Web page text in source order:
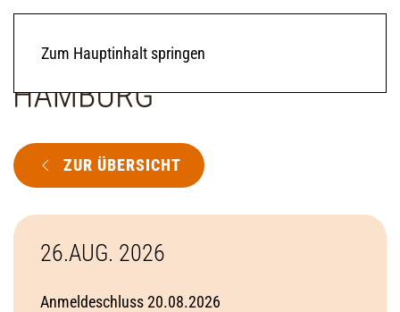
Zum Hauptinhalt springen
ZUR ÜBERSICHT
26.AUG. 2026
Anmeldeschluss 20.08.2026